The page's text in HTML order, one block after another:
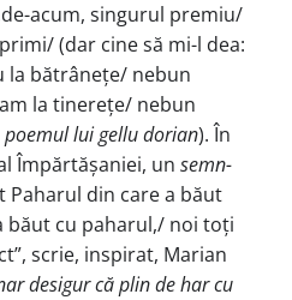
acum, singurul premiu/
(dar cine să mi-l dea:
la bătrânețe/ nebun
la tinerețe/ nebun
lui gellu dorian). În
Împărtășaniei, un semn-
Paharul din care a băut
băut cu paharul,/ noi to­ți
scrie, inspirat, Marian
desigur că plin de har cu